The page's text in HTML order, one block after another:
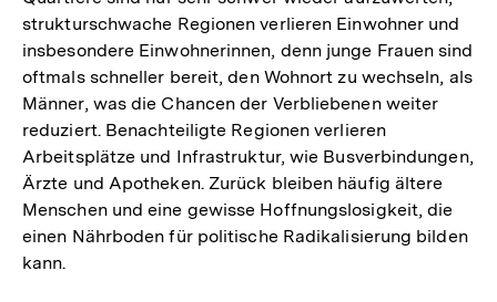
strukturschwache Regionen verlieren Einwohner und
insbesondere Einwohnerinnen, denn junge Frauen sind
oftmals schneller bereit, den Wohnort zu wechseln, als
Männer, was die Chancen der Verbliebenen weiter
reduziert. Benachteiligte Regionen verlieren
Arbeitsplätze und Infrastruktur, wie Busverbindungen,
Ärzte und Apotheken. Zurück bleiben häufig ältere
Menschen und eine gewisse Hoffnungslosigkeit, die
einen Nährboden für politische Radikalisierung bilden
kann.